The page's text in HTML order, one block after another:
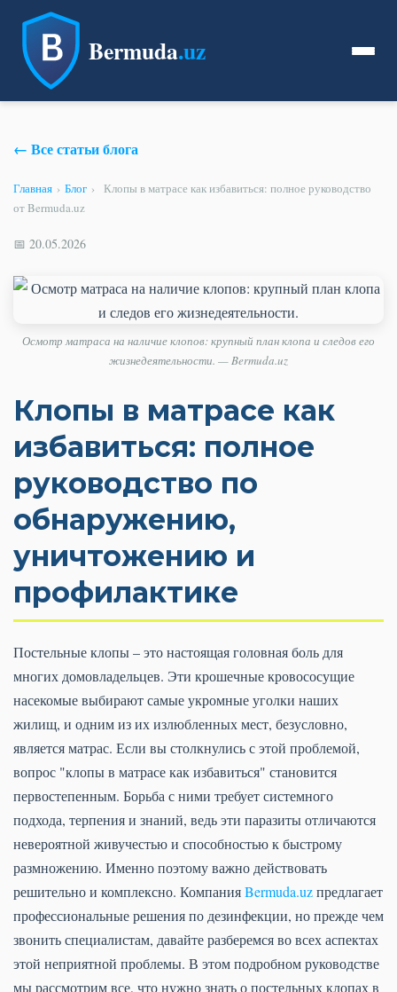
Bermuda.uz
← Все статьи блога
Главная › Блог ›
Клопы в матрасе как избавиться: полное руководство
от Bermuda.uz
📅 20.05.2026
Осмотр матраса на наличие клопов: крупный план клопа и следов его
жизнедеятельности. — Bermuda.uz
Клопы в матрасе как
избавиться: полное
руководство по
обнаружению,
уничтожению и
профилактике
Постельные клопы – это настоящая головная боль для
многих домовладельцев. Эти крошечные кровососущие
насекомые выбирают самые укромные уголки наших
жилищ, и одним из их излюбленных мест, безусловно,
является матрас. Если вы столкнулись с этой проблемой,
вопрос "клопы в матрасе как избавиться" становится
первостепенным. Борьба с ними требует системного
подхода, терпения и знаний, ведь эти паразиты отличаются
невероятной живучестью и способностью к быстрому
размножению. Именно поэтому важно действовать
решительно и комплексно. КомпанияBermuda.uzпредлагает
профессиональные решения по дезинфекции, но прежде чем
звонить специалистам, давайте разберемся во всех аспектах
этой неприятной проблемы. В этом подробном руководстве
мы рассмотрим все, что нужно знать о постельных клопах в